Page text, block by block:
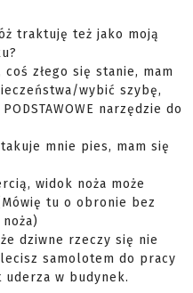
traktuję też jako moją
złego się stanie, mam
wybić szybę,
narzędzie do
mnie pies, mam się
widok noża może
tu o obronie bez
dziwne rzeczy się nie
samolotem do pracy
w budynek.